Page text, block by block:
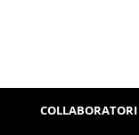
COLLABORATORI